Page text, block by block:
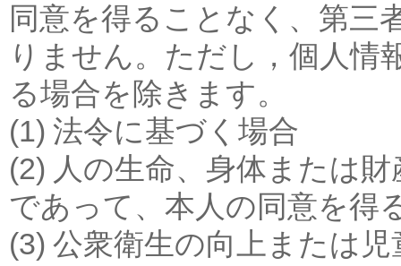
同意を得ることなく、第三
りません。ただし，個人情
る場合を除きます。
(1) 法令に基づく場合
(2) 人の生命、身体または
であって、本人の同意を得
(3) 公衆衛生の向上または